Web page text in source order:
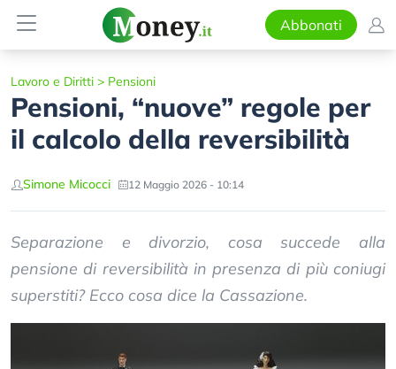
Abbonati
Lavoro e Diritti > Pensioni
Pensioni, “nuove” regole per
il calcolo della reversibilità
Simone Micocci 12 Maggio 2026 - 10:14
Separazione e divorzio, cosa succede alla
pensione di reversibilità in presenza di più coniugi
superstiti? Ecco cosa dice la Cassazione.